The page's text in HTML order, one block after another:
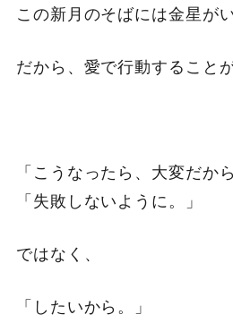
この新月のそばには金星がい
だから、愛で行動すること
「こうなったら、大変だか
「失敗しないように。」
ではなく、
「したいから。」